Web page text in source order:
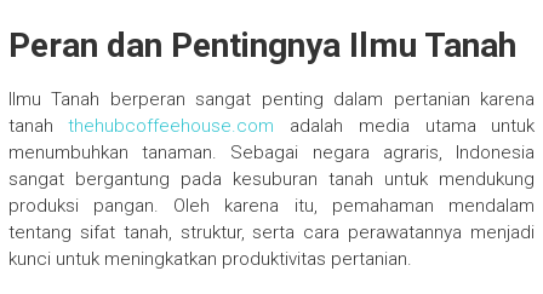
Peran dan Pentingnya Ilmu Tanah
Ilmu Tanah berperan sangat penting dalam pertanian karena
tanahthehubcoffeehouse.com adalah media utama untuk
menumbuhkan tanaman. Sebagai negara agraris, Indonesia
sangat bergantung pada kesuburan tanah untuk mendukung
produksi pangan. Oleh karena itu, pemahaman mendalam
tentang sifat tanah, struktur, serta cara perawatannya menjadi
kunci untuk meningkatkan produktivitas pertanian.